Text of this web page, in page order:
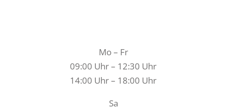
Mo – Fr
09:00 Uhr – 12:30 Uhr
14:00 Uhr – 18:00 Uhr
Sa